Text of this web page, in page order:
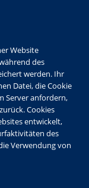
Website
des
werden. Ihr
Datei, die Cookie
Server anfordern,
Cookies
entwickelt,
des
Verwendung von